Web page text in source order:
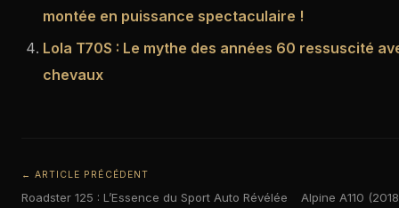
montée en puissance spectaculaire !
Lola T70S : Le mythe des années 60 ressuscité
chevaux
← ARTICLE PRÉCÉDENT
Roadster 125 : L’Essence du Sport Auto Révélée
Alpine A110